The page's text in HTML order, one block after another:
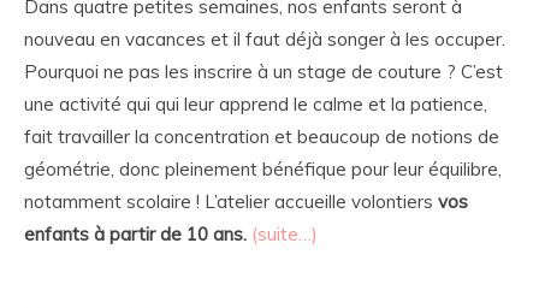
Dans quatre petites semaines, nos enfants seront à
nouveau en vacances et il faut déjà songer à les occuper.
Pourquoi ne pas les inscrire à un stage de couture ? C’est
une activité qui qui leur apprend le calme et la patience,
fait travailler la concentration et beaucoup de notions de
géométrie, donc pleinement bénéfique pour leur équilibre,
notamment scolaire ! L’atelier accueille volontiers vos
enfants à partir de 10 ans. (suite…)